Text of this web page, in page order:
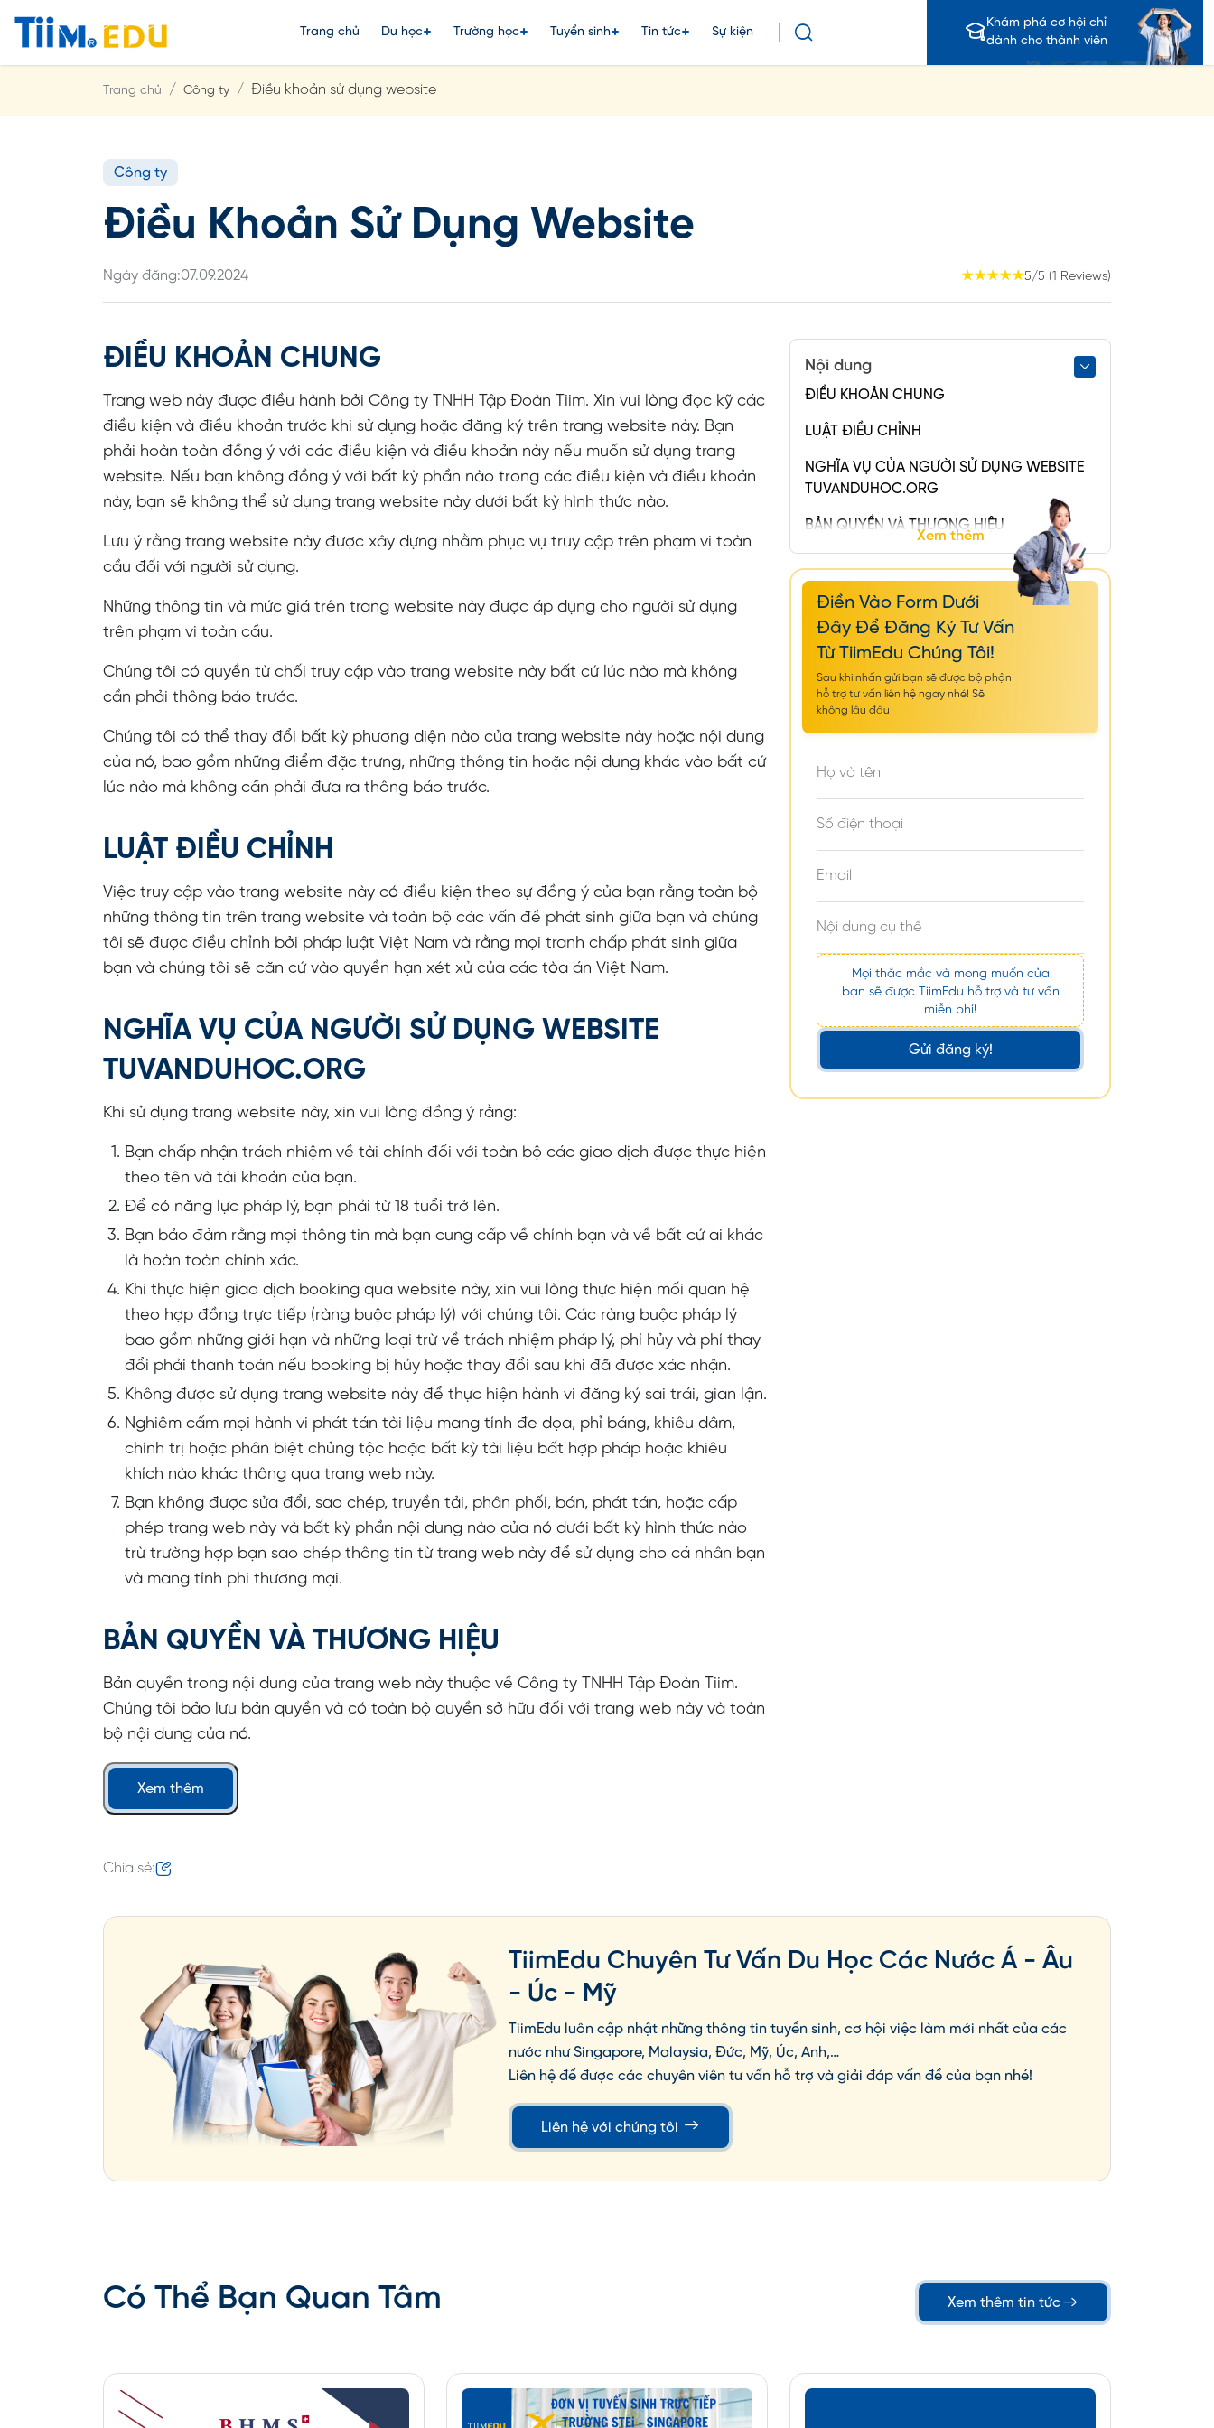
Trang chủ Du học Trường học Tuyển sinh Tin tức Sự kiện
Khám phá cơ hội chỉ
dành cho thành viên
Trang chủ Công ty Điều khoản sử dụng website
Công ty
Điều Khoản Sử Dụng Website
Ngày đăng:07.09.2024 ☆
☆
☆
☆
☆ 5/5 (1 Reviews)
ĐIỀU KHOẢN CHUNG
Trang web này được điều hành bởi Công ty TNHH Tập Đoàn Tiim. Xin vui lòng đọc kỹ các
điều kiện và điều khoản trước khi sử dụng hoặc đăng ký trên trang website này. Bạn
phải hoàn toàn đồng ý với các điều kiện và điều khoản này nếu muốn sử dụng trang
website. Nếu bạn không đồng ý với bất kỳ phần nào trong các điều kiện và điều khoản
này, bạn sẽ không thể sử dụng trang website này dưới bất kỳ hình thức nào.
Lưu ý rằng trang website này được xây dựng nhằm phục vụ truy cập trên phạm vi toàn
cầu đối với người sử dụng.
Những thông tin và mức giá trên trang website này được áp dụng cho người sử dụng
trên phạm vi toàn cầu.
Chúng tôi có quyền từ chối truy cập vào trang website này bất cứ lúc nào mà không
cần phải thông báo trước.
Chúng tôi có thể thay đổi bất kỳ phương diện nào của trang website này hoặc nội dung
của nó, bao gồm những điểm đặc trưng, những thông tin hoặc nội dung khác vào bất cứ
lúc nào mà không cần phải đưa ra thông báo trước.
LUẬT ĐIỀU CHỈNH
Việc truy cập vào trang website này có điều kiện theo sự đồng ý của bạn rằng toàn bộ
những thông tin trên trang website và toàn bộ các vấn đề phát sinh giữa bạn và chúng
tôi sẽ được điều chỉnh bởi pháp luật Việt Nam và rằng mọi tranh chấp phát sinh giữa
bạn và chúng tôi sẽ căn cứ vào quyền hạn xét xử của các tòa án Việt Nam.
NGHĨA VỤ CỦA NGƯỜI SỬ DỤNG WEBSITE
TUVANDUHOC.ORG
Khi sử dụng trang website này, xin vui lòng đồng ý rằng:
Bạn chấp nhận trách nhiệm về tài chính đối với toàn bộ các giao dịch được thực hiện
theo tên và tài khoản của bạn.
Để có năng lực pháp lý, bạn phải từ 18 tuổi trở lên.
Bạn bảo đảm rằng mọi thông tin mà bạn cung cấp về chính bạn và về bất cứ ai khác
là hoàn toàn chính xác.
Khi thực hiện giao dịch booking qua website này, xin vui lòng thực hiện mối quan hệ
theo hợp đồng trực tiếp (ràng buộc pháp lý) với chúng tôi. Các ràng buộc pháp lý
bao gồm những giới hạn và những loại trừ về trách nhiệm pháp lý, phí hủy và phí thay
đổi phải thanh toán nếu booking bị hủy hoặc thay đổi sau khi đã được xác nhận.
Không được sử dụng trang website này để thực hiện hành vi đăng ký sai trái, gian lận.
Nghiêm cấm mọi hành vi phát tán tài liệu mang tính đe dọa, phỉ báng, khiêu dâm,
chính trị hoặc phân biệt chủng tộc hoặc bất kỳ tài liệu bất hợp pháp hoặc khiêu
khích nào khác thông qua trang web này.
Bạn không được sửa đổi, sao chép, truyền tải, phân phối, bán, phát tán, hoặc cấp
phép trang web này và bất kỳ phần nội dung nào của nó dưới bất kỳ hình thức nào
trừ trường hợp bạn sao chép thông tin từ trang web này để sử dụng cho cá nhân bạn
và mang tính phi thương mại.
BẢN QUYỀN VÀ THƯƠNG HIỆU
Bản quyền trong nội dung của trang web này thuộc về Công ty TNHH Tập Đoàn Tiim.
Chúng tôi bảo lưu bản quyền và có toàn bộ quyền sở hữu đối với trang web này và toàn
bộ nội dung của nó.
Xem thêm
Chia sẻ:
Nội dung
ĐIỀU KHOẢN CHUNG
LUẬT ĐIỀU CHỈNH
NGHĨA VỤ CỦA NGƯỜI SỬ DỤNG WEBSITE
TUVANDUHOC.ORG
BẢN QUYỀN VÀ THƯƠNG HIỆU
Xem thêm
Điền Vào Form Dưới
Đây Để Đăng Ký Tư Vấn
Từ TiimEdu Chúng Tôi!
Sau khi nhấn gửi bạn sẽ được bộ phận
hỗ trợ tư vấn liên hệ ngay nhé! Sẽ
không lâu đâu
Mọi thắc mắc và mong muốn của
bạn sẽ được TiimEdu hỗ trợ và tư vấn
miễn phí!
Gửi đăng ký!
TiimEdu Chuyên Tư Vấn Du Học Các Nước Á - Âu
- Úc - Mỹ
TiimEdu luôn cập nhật những thông tin tuyển sinh, cơ hội việc làm mới nhất của các
nước như Singapore, Malaysia, Đức, Mỹ, Úc, Anh,…
Liên hệ để được các chuyên viên tư vấn hỗ trợ và giải đáp vấn đề của bạn nhé!
Liên hệ với chúng tôi
Có Thể Bạn Quan Tâm Xem thêm tin tức